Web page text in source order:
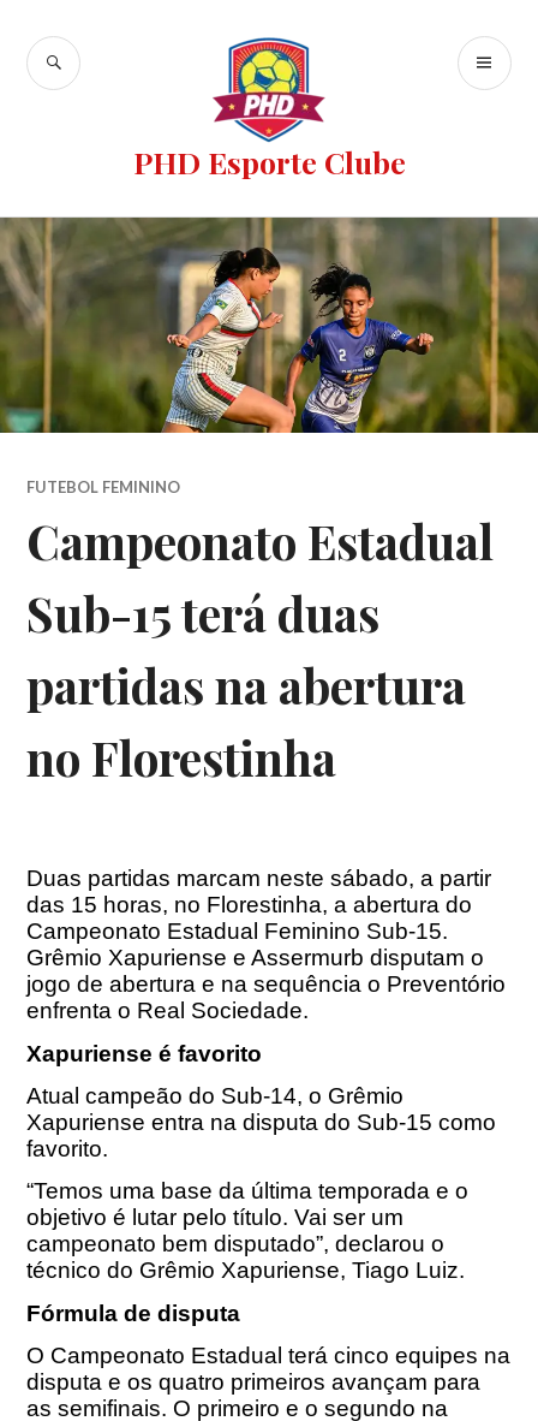
PHD Esporte Clube
FUTEBOL FEMININO
Campeonato Estadual
Sub-15 terá duas
partidas na abertura
no Florestinha
Duas partidas marcam neste sábado, a partir
das 15 horas, no Florestinha, a abertura do
Campeonato Estadual Feminino Sub-15.
Grêmio Xapuriense e Assermurb disputam o
jogo de abertura e na sequência o Preventório
enfrenta o Real Sociedade.
Xapuriense é favorito
Atual campeão do Sub-14, o Grêmio
Xapuriense entra na disputa do Sub-15 como
favorito.
“Temos uma base da última temporada e o
objetivo é lutar pelo título. Vai ser um
campeonato bem disputado”, declarou o
técnico do Grêmio Xapuriense, Tiago Luiz.
Fórmula de disputa
O Campeonato Estadual terá cinco equipes na
disputa e os quatro primeiros avançam para
as semifinais. O primeiro e o segundo na